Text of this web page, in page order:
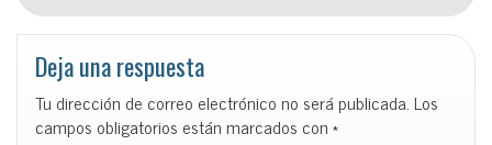
Deja una respuesta
Tu dirección de correo electrónico no será publicada.Los
campos obligatorios están marcados con*